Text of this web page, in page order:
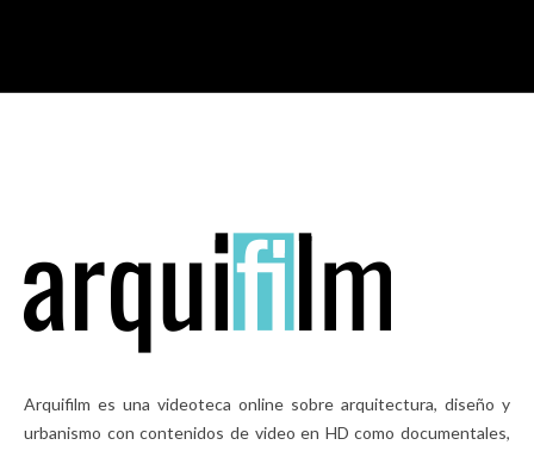
Arquifilm es una videoteca online sobre arquitectura, diseño y
urbanismo con contenidos de video en HD como documentales,